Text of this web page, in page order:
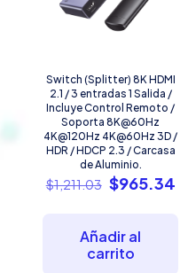
anteriores
Switch (Splitter) 8K HDMI
2.1 / 3 entradas 1 Salida /
Incluye Control Remoto /
Soporta 8K@60Hz
4K@120Hz 4K@60Hz 3D /
HDR / HDCP 2.3 / Carcasa
de Aluminio.
$1,211.03 El
precio
era:
$1,211.03.
$965.34El
Añadir al
carrito